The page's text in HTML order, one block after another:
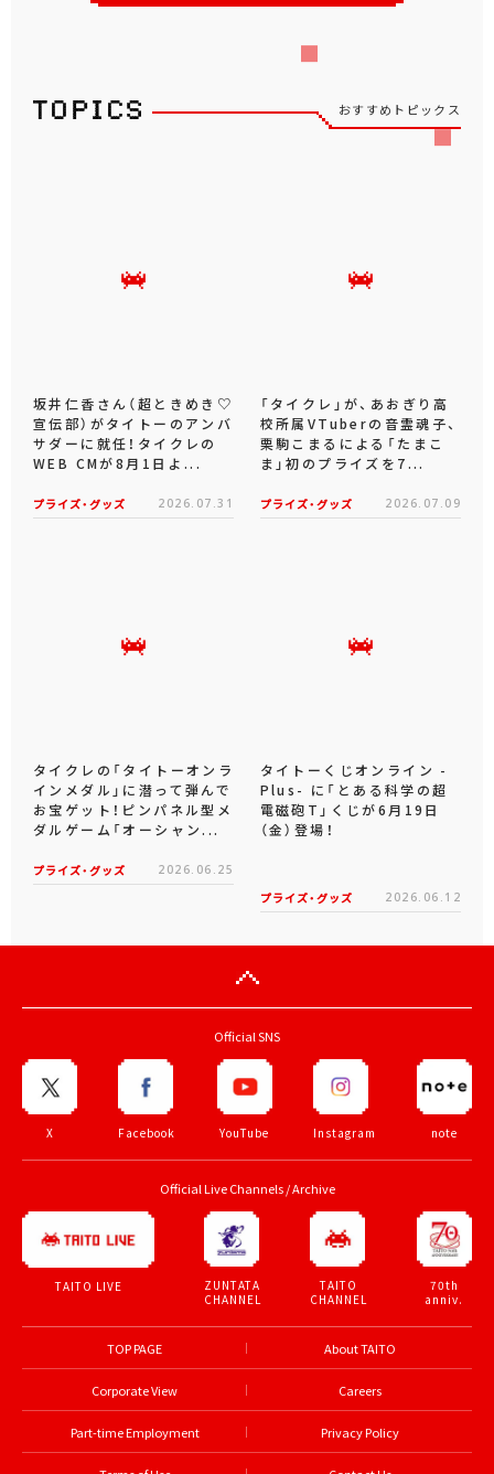
おすすめトピックス
坂井仁香さん（超ときめき♡
宣伝部）がタイトーのアンバ
サダーに就任！タイクレの
WEB CMが8月1日よ...
プライズ・グッズ 2026.07.31
「タイクレ」が、あおぎり高
校所属VTuberの音霊魂子、
栗駒こまるによる「たまこ
ま」初のプライズを7...
プライズ・グッズ 2026.07.09
タイクレの「タイトーオンラ
インメダル」に潜って弾んで
お宝ゲット！ピンパネル型メ
ダルゲーム「オーシャン...
プライズ・グッズ 2026.06.25
タイトーくじオンライン -
Plus- に「とある科学の超
電磁砲T」くじが6月19日
（金）登場！
プライズ・グッズ 2026.06.12
Official SNS
X Facebook YouTube Instagram note
Official Live Channels / Archive
TAITO LIVE
ZUNTATA
CHANNEL
TAITO
CHANNEL
70th
anniv.
TOP PAGE About TAITO
Corporate View Careers
Part-time Employment Privacy Policy